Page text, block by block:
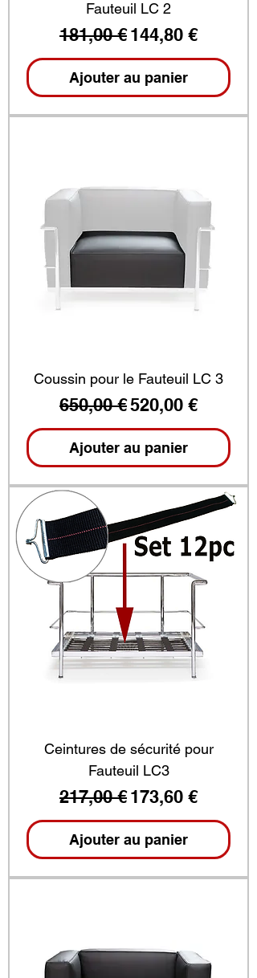
Fauteuil LC 2
Prix original
181,00 €Prix
144,80 €
Ajouter au panier
Coussin pour le Fauteuil LC 3
Prix original
650,00 €Prix
520,00 €
Ajouter au panier
Ceintures de sécurité pour
Fauteuil LC3
Prix original
217,00 €Prix
173,60 €
Ajouter au panier